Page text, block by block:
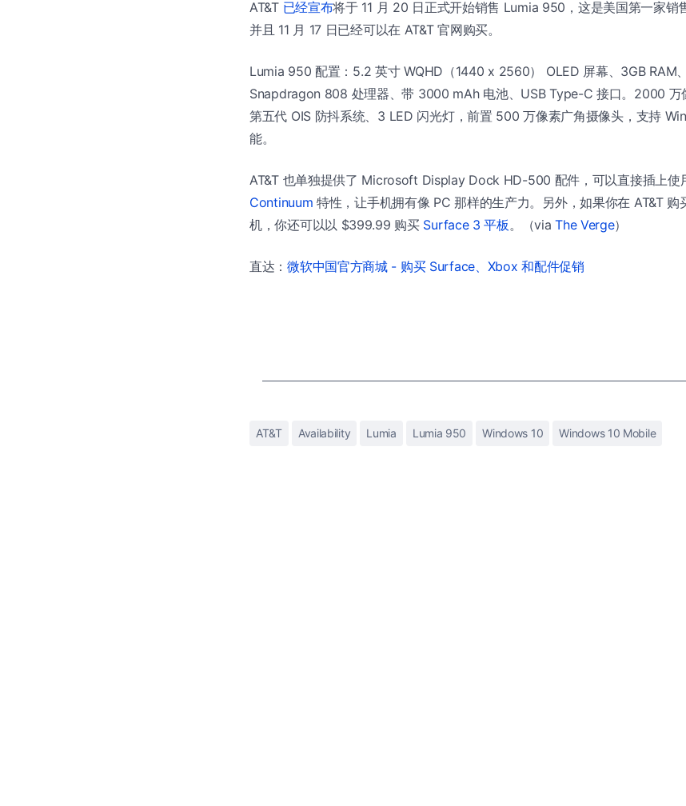
AT&T 已经宣布将于 11 月 20 日正式开始销售 Lumia 950，这是美国第一家销
并且 11 月 17 日已经可以在 AT&T 官网购买。
Lumia 950 配置：5.2 英寸 WQHD（1440 x 2560） OLED 屏幕、3GB RAM
Snapdragon 808 处理器、带 3000 mAh 电池、USB Type-C 接口。2000 万
第五代 OIS 防抖系统、3 LED 闪光灯，前置 500 万像素广角摄像头，支持
能。
AT&T 也单独提供了 Microsoft Display Dock HD-500 配件，可以直接插上
Continuum 特性，让手机拥有像 PC 那样的生产力。另外，如果你在 AT&T
机，你还可以以 $399.99 购买 Surface 3 平板 。（viaThe Verge）
直达：微软中国官方商城 - 购买 Surface、Xbox 和配件促销
AT&T Availability Lumia Lumia 950 Windows 10 Windows 10 Mobile